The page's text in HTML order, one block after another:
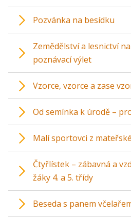
Pozvánka na besídku
Zemědělství a lesnictví
poznávací výlet
Vzorce, vzorce a zase
Od semínka k úrodě –
Malí sportovci z
Čtyřlístek – zábavná a
žáky 4. a 5. třídy
Beseda s panem